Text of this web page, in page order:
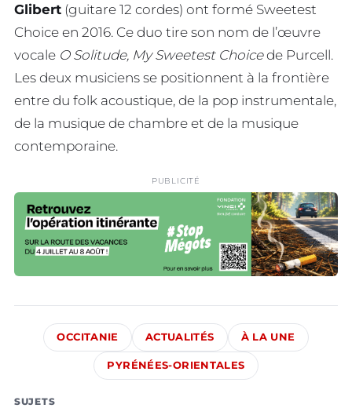
Glibert (guitare 12 cordes) ont formé Sweetest
Choice en 2016. Ce duo tire son nom de l’œuvre
vocale O Solitude, My Sweetest Choicede Purcell.
Les deux musiciens se positionnent à la frontière
entre du folk acoustique, de la pop instrumentale,
de la musique de chambre et de la musique
contemporaine.
PUBLICITÉ
OCCITANIE ACTUALITÉS À LA UNE
PYRÉNÉES-ORIENTALES
SUJETS